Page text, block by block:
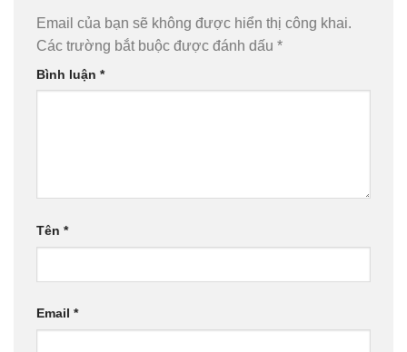
Email của bạn sẽ không được hiển thị công khai.
Các trường bắt buộc được đánh dấu *
Bình luận *
Tên *
Email *